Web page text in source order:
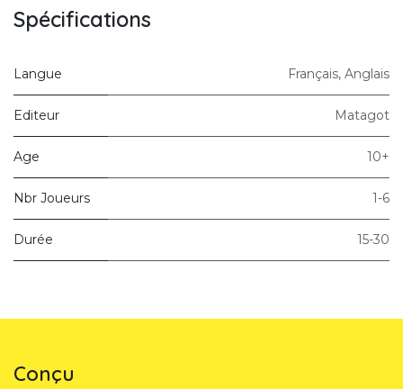
Spécifications
Langue Français, Anglais
Editeur Matagot
Age 10+
Nbr Joueurs 1-6
Durée 15-30
Conçu